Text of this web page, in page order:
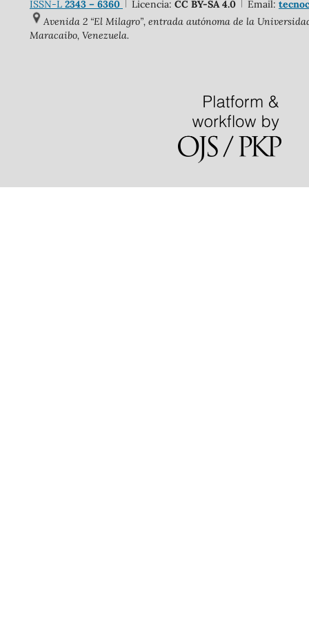
ISSN-L2343 – 6360 Licencia: CC BY-SA 4.0 Email:
Avenida 2 “El Milagro”, entrada autónoma de la
Maracaibo, Venezuela.